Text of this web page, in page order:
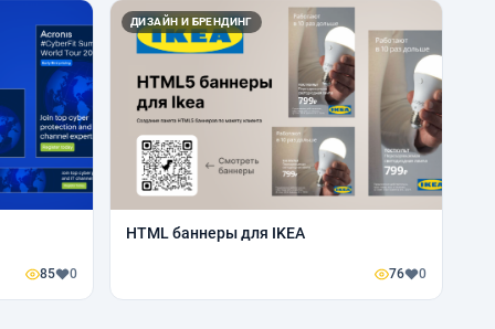
85 0
ДИЗАЙН И БРЕНДИНГ
HTML баннеры для IKEA
76 0